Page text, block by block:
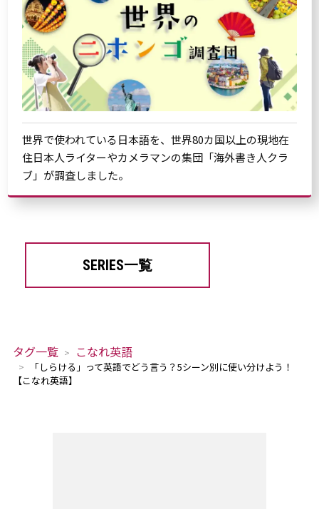
世界で使われている日本語を、世界80カ国以上の現地在
住日本人ライターやカメラマンの集団「海外書き人クラ
ブ」が調査しました。
SERIES一覧
タグ一覧 こなれ英語
「しらける」って英語でどう言う？5シーン別に使い分けよう！
【こなれ英語】